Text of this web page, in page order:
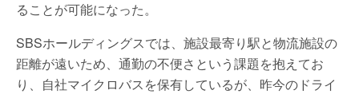
ることが可能になった。
SBSホールディングスでは、施設最寄り駅と物流施設の
距離が遠いため、通勤の不便さという課題を抱えてお
り、自社マイクロバスを保有しているが、昨今のドライ